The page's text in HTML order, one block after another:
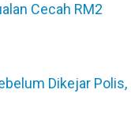
Cecah RM2
Dikejar Polis,